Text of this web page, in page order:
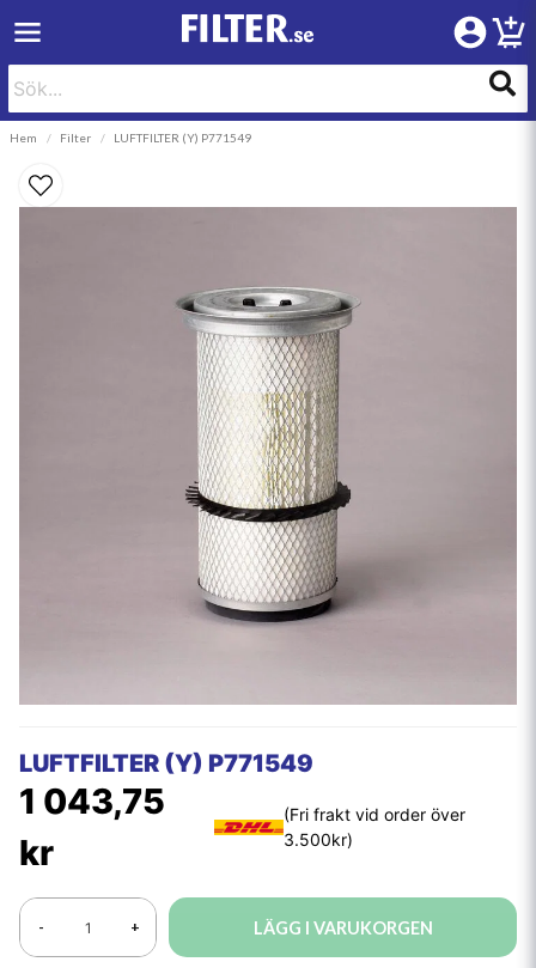
Hem Filter LUFTFILTER (Y) P771549
LUFTFILTER (Y) P771549
1 043,75
kr
- + LÄGG I VARUKORGEN